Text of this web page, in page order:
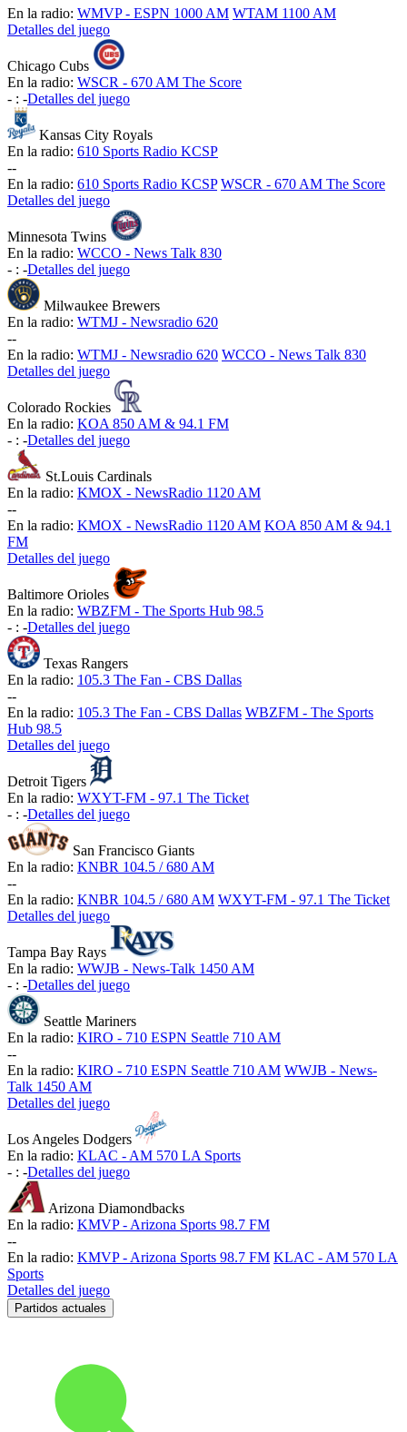
En la radio: WMVP - ESPN 1000 AM WTAM 1100 AM
Detalles del juego
Chicago Cubs
En la radio: WSCR - 670 AM The Score
- : -Detalles del juego
Kansas City Royals
En la radio: 610 Sports Radio KCSP
--
En la radio: 610 Sports Radio KCSP WSCR - 670 AM The Score
Detalles del juego
Minnesota Twins
En la radio: WCCO - News Talk 830
- : -Detalles del juego
Milwaukee Brewers
En la radio: WTMJ - Newsradio 620
--
En la radio: WTMJ - Newsradio 620 WCCO - News Talk 830
Detalles del juego
Colorado Rockies
En la radio: KOA 850 AM & 94.1 FM
- : -Detalles del juego
St.Louis Cardinals
En la radio: KMOX - NewsRadio 1120 AM
--
En la radio: KMOX - NewsRadio 1120 AM KOA 850 AM & 94.1
FM
Detalles del juego
Baltimore Orioles
En la radio: WBZFM - The Sports Hub 98.5
- : -Detalles del juego
Texas Rangers
En la radio: 105.3 The Fan - CBS Dallas
--
En la radio: 105.3 The Fan - CBS Dallas WBZFM - The Sports
Hub 98.5
Detalles del juego
Detroit Tigers
En la radio: WXYT-FM - 97.1 The Ticket
- : -Detalles del juego
San Francisco Giants
En la radio: KNBR 104.5 / 680 AM
--
En la radio: KNBR 104.5 / 680 AM WXYT-FM - 97.1 The Ticket
Detalles del juego
Tampa Bay Rays
En la radio: WWJB - News-Talk 1450 AM
- : -Detalles del juego
Seattle Mariners
En la radio: KIRO - 710 ESPN Seattle 710 AM
--
En la radio: KIRO - 710 ESPN Seattle 710 AM WWJB - News-
Talk 1450 AM
Detalles del juego
Los Angeles Dodgers
En la radio: KLAC - AM 570 LA Sports
- : -Detalles del juego
Arizona Diamondbacks
En la radio: KMVP - Arizona Sports 98.7 FM
--
En la radio: KMVP - Arizona Sports 98.7 FM KLAC - AM 570 LA
Sports
Detalles del juego
Partidos actuales